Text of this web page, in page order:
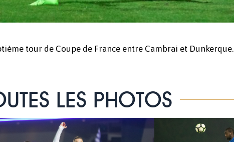
tour de Coupe de France entre Cambrai et Dunkerque.
LES PHOTOS